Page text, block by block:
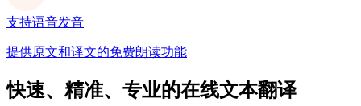
支持语音发音
提供原文和译文的免费朗读功能
快速、精准、专业的在线文本翻译